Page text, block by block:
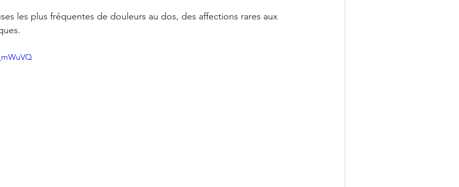
les plus fréquentes de douleurs au dos, des affections rares aux